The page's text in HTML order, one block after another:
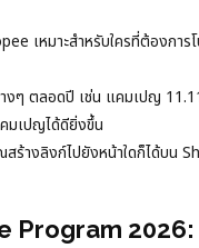
เหมาะสำหรับใครที่ต้องกา
ๆ ตลอดปี เช่น แคมเปญ
มเปญได้ดียิ่งขึ้น
ร้างลิงก์ไปยังหน้าใดก็ได้บน
2026: